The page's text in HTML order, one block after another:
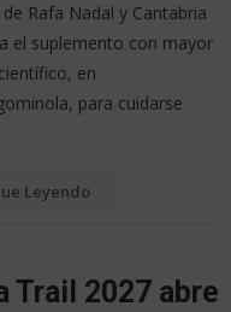
Rafa Nadal y Cantabria
el suplemento con mayor
en
para cuidarse
Leyendo
Trail 2027 abre